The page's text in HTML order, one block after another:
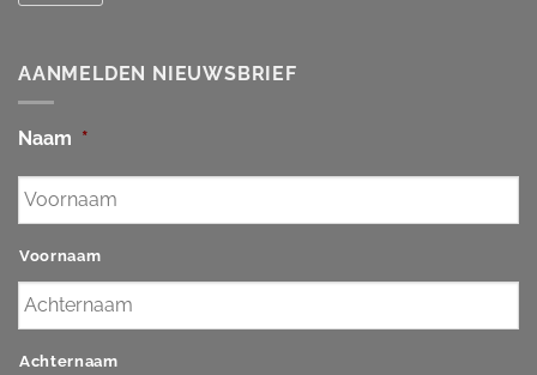
AANMELDEN NIEUWSBRIEF
Naam *
Voornaam
Achternaam